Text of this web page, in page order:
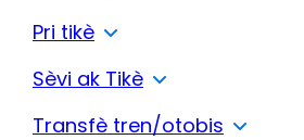
Pri tikè
Sèvi ak Tikè
Transfè tren/otobis